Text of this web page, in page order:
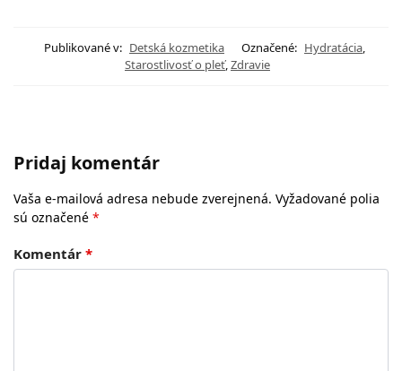
Publikované v: Detská kozmetika Označené: Hydratácia,
Starostlivosť o pleť,Zdravie
Pridaj komentár
Vaša e-mailová adresa nebude zverejnená. Vyžadované polia
sú označené *
Komentár *